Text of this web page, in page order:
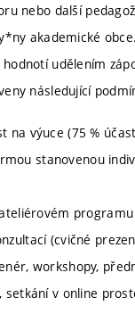
nebo další
akademické
udělením
následující
na výuce (75 %
stanovenou
(cvičné
workshopy,
setkání v online